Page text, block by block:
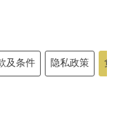
及条件 隐私政策 负